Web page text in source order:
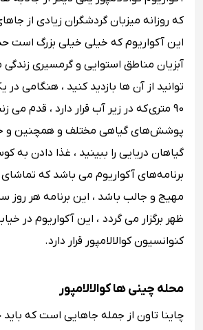
که روزانه میزبان گردشگران زیادی از
آبزیان مناطق استوایی و گرمسیری
توانید از آن ها بازدید کنید ، هنگامی
90 متری که در زیر آب قرار دارد ، قدم می
پوشش‌های گیاهی مختلف و همچنین و
گیاهان دریایی را ببینید ، غذا دادن به
برنامه‌های آکواریوم می باشد که
ظهر برگزار می گردد ، این آکواریوم در
کنوانسیون کوالالامپور قرار دارد.
محله چینی ها کوالالامپور
چاینا تاون از جمله جاهایی است که باید